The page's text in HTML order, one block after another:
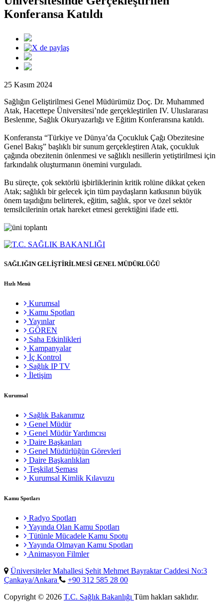
Konferansa Katıldı
25 Kasım 2024
Sağlığın Geliştirilmesi Genel Müdürümüz Doç. Dr. Muhammed
Atak, Hacettepe Üniversitesi’nde gerçekleştirilen IV. Uluslararası
Beslenme, Sağlık Okuryazarlığı ve Eğitim Konferansına katıldı.
Konferansta “Türkiye ve Dünya’da Çocukluk Çağı Obezitesine
Genel Bakış” başlıklı bir sunum gerçekleştiren Atak, çocukluk
çağında obezitenin önlenmesi ve sağlıklı nesillerin yetiştirilmesi için
farkındalık oluşturmanın önemini vurguladı.
Bu süreçte, çok sektörlü işbirliklerinin kritik rolüne dikkat çeken
Atak; sağlıklı bir gelecek için tüm paydaşların katkısının büyük
önem taşıdığını belirterek, eğitim, sağlık, spor ve özel sektör
temsilcilerinin ortak hareket etmesi gerektiğini ifade etti.
SAĞLIĞIN GELİŞTİRİLMESİ GENEL MÜDÜRLÜĞÜ
Hızlı Menü
Kurumsal
Kamu Spotları
Yayınlar
GÖREN
Saha Etkinlikleri
Kampanyalar
İç Kontrol
Sağlık IP TV
İletişim
Kurumsal
Sağlık Bakanımız
Genel Müdür
Genel Müdür Yardımcısı
Daire Başkanları
Genel Müdürlüğün Görevleri
Daire Başkanlıkları
Teşkilat Şeması
Kurumsal Kimlik Kılavuzu
Kamu Spotları
Radyo Spotları
Yayında Olan Kamu Spotları
Tütünle Mücadele Kamu Spotu
Yayında Olmayan Kamu Spotları
Animasyon Filmler
Üniversiteler Mahallesi Şehit Mehmet Bayraktar Caddesi No:3
Çankaya/Ankara
+90 312 585 28 00
Copyright © 2026 T.C. Sağlık Bakanlığı Tüm hakları saklıdır.